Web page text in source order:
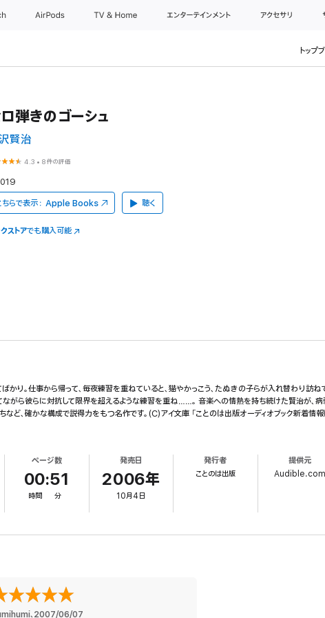
AirPods TV & Home エンターテインメント アクセサリ
トップ
弾きのゴーシュ
賢治
4.3 • 8件の評価
ちらで表示： Apple Books 聴く
ストアでも購入可能
り。仕事から帰って、毎夜練習を重ねていると、猫やかっこう、たぬきの子らが入れ替わり訪ね
がら彼らに対抗して限界を超えるような練習を重ね……。 音楽への情熱を持ち続けた賢治が、
ど、確かな構成で説得力をもつ名作です。(C)アイ文庫 「ことのは出版オーディオブック新着情報
ページ数
00:51
時間 分
発売日
2006年
10月4日
発行者
ことのは出版
提供元
Audible.com
、 2007/06/07